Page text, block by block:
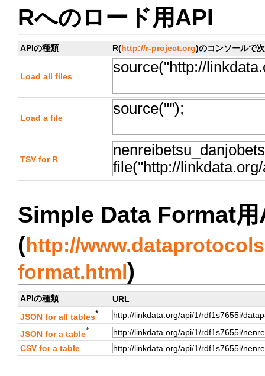
Rへのロード用API
APIの種類 R(http://r-project.org)のコンソールで
Load all files
Load a file
TSV for R
Simple Data Format用
(http://
format.html)
APIの種類
URL
JSON for all tables*
JSON for a table*
CSV for a table